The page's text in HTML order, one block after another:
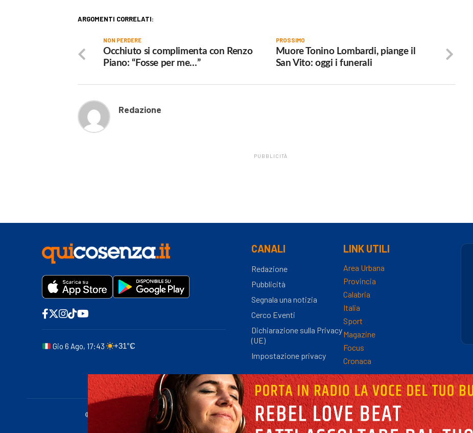
ARGOMENTI CORRELATI:
PROSSIMO
Muore Tonino Lombardi, piange il
San Vito: oggi i funerali
NON PERDERE
Occhiuto si complimenta con Renzo
Piano: “Fosse per me…”
Redazione
PUBBLICITÀ
Gio 6 Ago, 17:43 +31°C
CANALI
Redazione
Pubblicità
Segnala una notizia
Cerco Eventi
Dichiarazione sulla Privacy
(UE)
Impostazione privacy
LINK UTILI
Area Urbana
Provincia
Calabria
Italia
Sport
Magazine
Focus
Cronaca
© 2011-2025 quicosenza.it - Tribunale di Cosenza Registro Stampa n.9/2012 - Direttore Responsabile Simona Gambaro |